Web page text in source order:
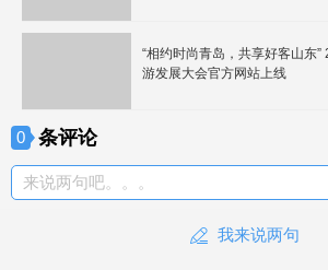
“相约时尚青岛，共享好客山东” 2023山东省旅
游发展大会官方网站上线
0 条评论
来说两句吧。。。
我来说两句